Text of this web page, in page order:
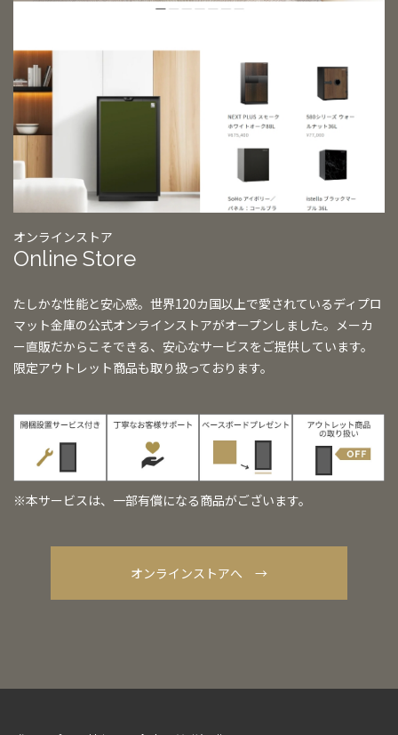
オンラインストア
Online Store
たしかな性能と安心感。世界120カ国以上で愛されているディプロ
マット金庫の公式オンラインストアがオープンしました。メーカ
ー直販だからこそできる、安心なサービスをご提供しています。
限定アウトレット商品も取り扱っております。
※本サービスは、一部有償になる商品がございます。
オンラインストアへ →